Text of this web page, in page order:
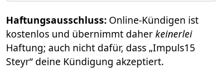
Haftungsausschluss: Online-Kündigen ist
kostenlos und übernimmt daherkeinerlei
Haftung; auch nicht dafür, dass „Impuls15
Steyr“ deine Kündigung akzeptiert.